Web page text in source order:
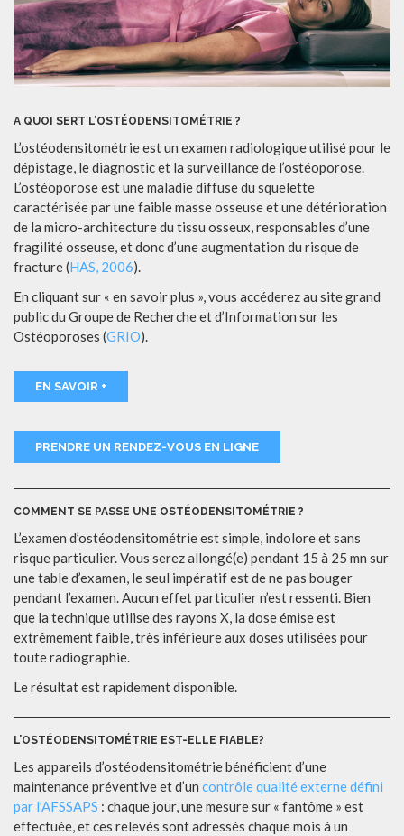
A QUOI SERT L’OSTÉODENSITOMÉTRIE ?
L’ostéodensitométrie est un examen radiologique utilisé pour le
dépistage, le diagnostic et la surveillance de l’ostéoporose.
L’ostéoporose est une maladie diffuse du squelette
caractérisée par une faible masse osseuse et une détérioration
de la micro-architecture du tissu osseux, responsables d’une
fragilité osseuse, et donc d’une augmentation du risque de
fracture (HAS, 2006).
En cliquant sur « en savoir plus », vous accéderez au site grand
public du Groupe de Recherche et d’Information sur les
Ostéoporoses (GRIO).
EN SAVOIR +
PRENDRE UN RENDEZ-VOUS EN LIGNE
COMMENT SE PASSE UNE OSTÉODENSITOMÉTRIE ?
L’examen d’ostéodensitométrie est simple, indolore et sans
risque particulier. Vous serez allongé(e) pendant 15 à 25 mn sur
une table d’examen, le seul impératif est de ne pas bouger
pendant l’examen. Aucun effet particulier n’est ressenti. Bien
que la technique utilise des rayons X, la dose émise est
extrêmement faible, très inférieure aux doses utilisées pour
toute radiographie.
Le résultat est rapidement disponible.
L’OSTÉODENSITOMÉTRIE EST-ELLE FIABLE?
Les appareils d’ostéodensitométrie bénéficient d’une
maintenance préventive et d’un contrôle qualité externe défini
par l’AFSSAPS : chaque jour, une mesure sur « fantôme » est
effectuée, et ces relevés sont adressés chaque mois à un